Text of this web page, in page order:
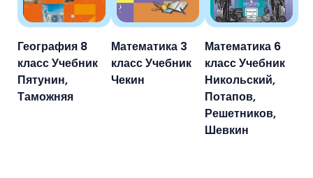
География 8
класс Учебник
Пятунин,
Таможняя
Математика 3
класс Учебник
Чекин
Математика 6
класс Учебник
Никольский,
Потапов,
Решетников,
Шевкин